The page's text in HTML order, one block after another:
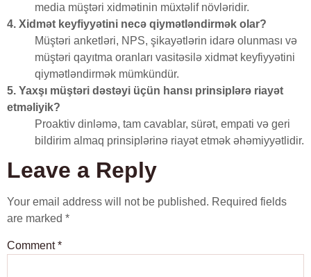
media müştəri xidmətinin müxtəlif növləridir.
4. Xidmət keyfiyyətini necə qiymətləndirmək olar?
Müştəri anketləri, NPS, şikayətlərin idarə olunması və
müştəri qayıtma oranları vasitəsilə xidmət keyfiyyətini
qiymətləndirmək mümkündür.
5. Yaxşı müştəri dəstəyi üçün hansı prinsiplərə riayət
etməliyik?
Proaktiv dinləmə, tam cavablar, sürət, empati və geri
bildirim almaq prinsiplərinə riayət etmək əhəmiyyətlidir.
Leave a Reply
Your email address will not be published. Required fields
are marked *
Comment*